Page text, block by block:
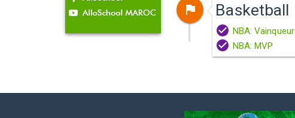
Basketball
NBA: Vainqueur
NBA: MVP